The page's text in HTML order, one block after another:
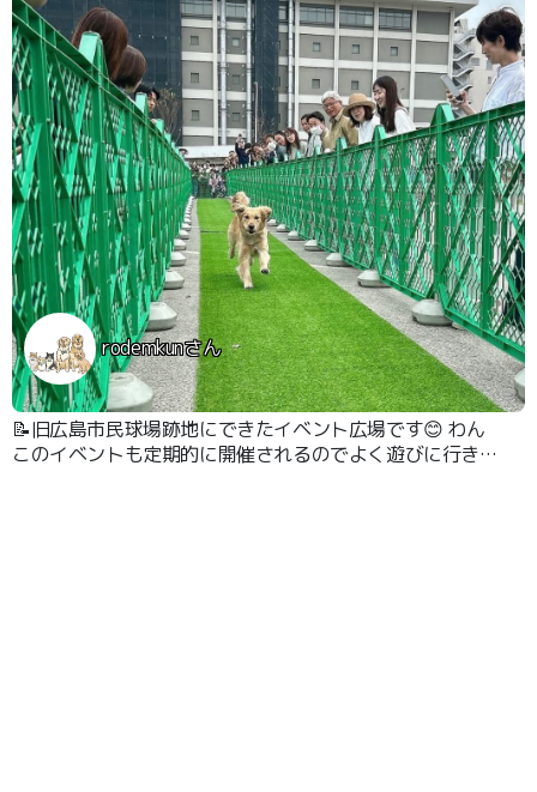
rodemkunさん
📝旧広島市民球場跡地にできたイベント広場です😊 わん
このイベントも定期的に開催されるのでよく遊びに行きま